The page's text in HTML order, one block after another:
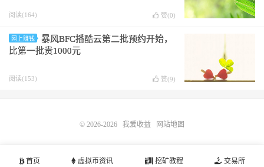
阅读(164) 赞(0)
网上赚钱
暴风BFC播酷云第二批预约开始，
比第一批贵1000元
阅读(153) 赞(9)
首页 虚拟币资讯 挖矿教程 交易所
© 2026-2026 我爱收益 网站地图